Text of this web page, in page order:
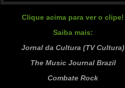
Clique acima para ver o clipe!
Saiba mais:
Jornal da Cultura (TV Cultura)
The Music Journal Brazil
Combate Rock